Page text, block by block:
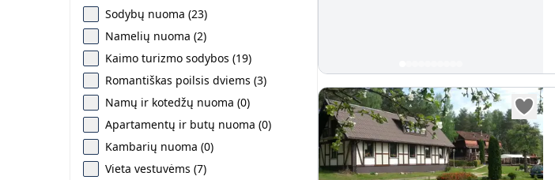
Sodybų nuoma (23)
Namelių nuoma (2)
Kaimo turizmo sodybos (19)
Romantiškas poilsis dviems (3)
Namų ir kotedžų nuoma (0)
Apartamentų ir butų nuoma (0)
Kambarių nuoma (0)
Vieta vestuvėms (7)